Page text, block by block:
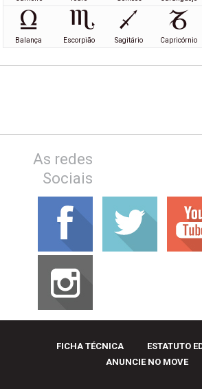
Balança Escorpião Sagitário Capricórnio
As redes
Sociais
FICHA TÉCNICA
ESTATUTO
ANUNCIE NO MOVE